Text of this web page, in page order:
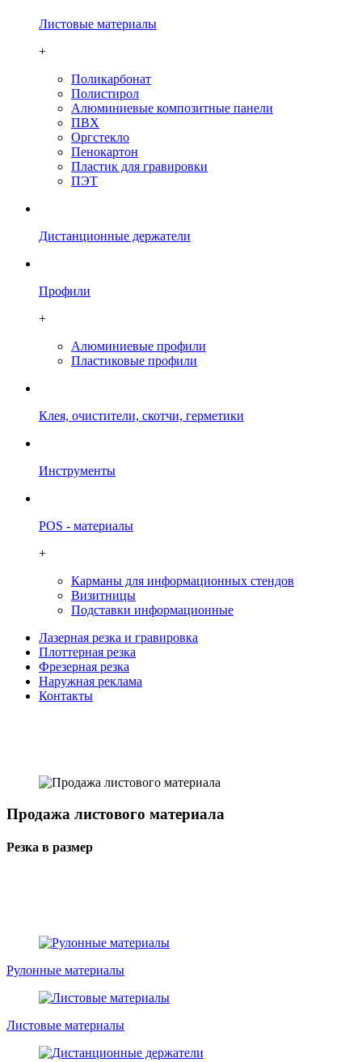
Листовые материалы
+
Поликарбонат
Полистирол
Алюминиевые композитные панели
ПВХ
Оргстекло
Пенокартон
Плаcтик для гравировки
ПЭТ
Дистанционные держатели
Профили
+
Алюминиевые профили
Пластиковые профили
Клея, очистители, скотчи, герметики
Инструменты
POS - материалы
+
Карманы для информационных стендов
Визитницы
Подставки информационные
Лазерная резка и гравировка
Плоттерная резка
Фрезерная резка
Наружная реклама
Контакты
Продажа листового материала
Резка в размер
Рулонные материалы
Листовые материалы